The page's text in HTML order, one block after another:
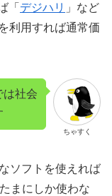
「 デジハリ 」など
利用すれば通常価
ちゃすく
は社会
ソフトを使えれば
まにしか使わな